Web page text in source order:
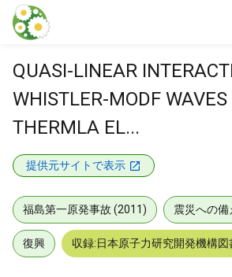
本文に飛ぶ
QUASI-LINEAR
WHISTLER-MODF
THERMLA EL...
提供元サイトで表示
福島第一原発事故 (2011) 震災への備
復興 収録:日本原子力研究開発機構